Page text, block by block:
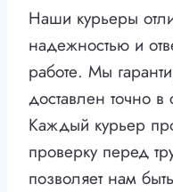
Наши курьеры
надежностью и
работе. Мы
доставлен точно в
Каждый курьер
проверку перед
позволяет нам